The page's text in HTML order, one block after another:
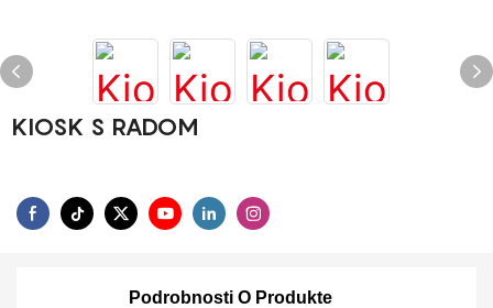
KIOSK S RADOM
Podrobnosti O Produkte